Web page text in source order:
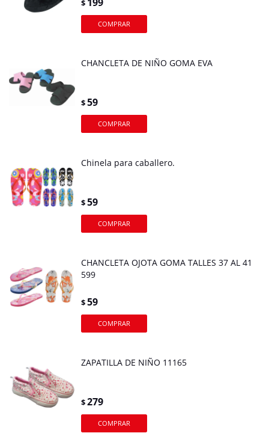
$
CHANCLETA DE NIÑO GOMA EVA
$59
Chinela para caballero.
$59
CHANCLETA OJOTA GOMA TALLES 37 AL 41
599
$59
ZAPATILLA DE NIÑO 11165
$279